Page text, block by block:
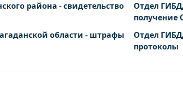
района - свидетельство
Отдел
получение
области - штрафы
Отдел
протоколы